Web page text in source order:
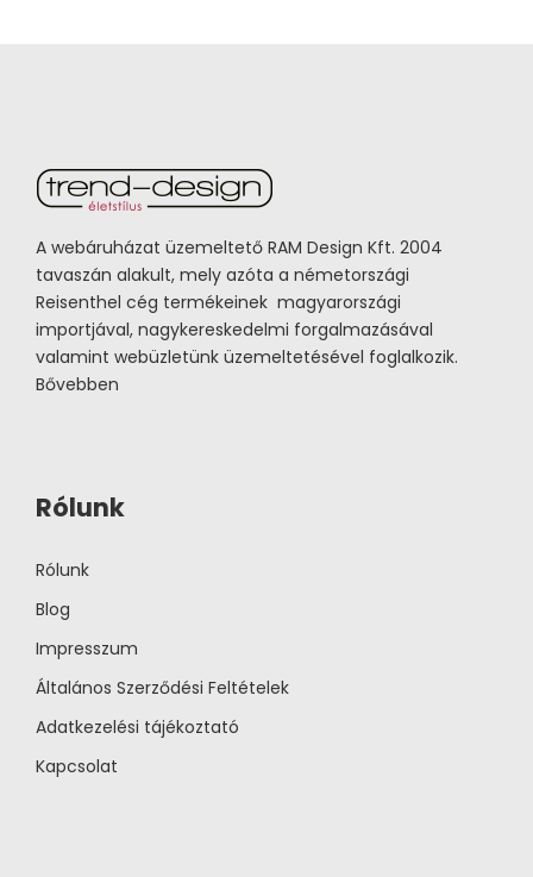
A webáruházat üzemeltető RAM Design Kft. 2004
tavaszán alakult, mely azóta a németországi
Reisenthel cég termékeinek magyarországi
importjával, nagykereskedelmi forgalmazásával
valamint webüzletünk üzemeltetésével foglalkozik.
Bővebben
Rólunk
Rólunk
Blog
Impresszum
Általános Szerződési Feltételek
Adatkezelési tájékoztató
Kapcsolat